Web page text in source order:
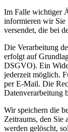
Im Falle wichtiger
informieren wir
versendet, die bei
Die Verarbeitung
erfolgt auf
DSGVO). Ein
jederzeit möglich.
per E-Mail. Die
Datenverarbeitung
Wir speichern die
Zeitraums, den Sie
werden gelöscht,